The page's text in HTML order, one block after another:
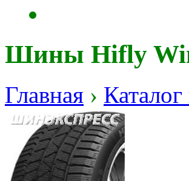
Шины Hifly
Главная ›